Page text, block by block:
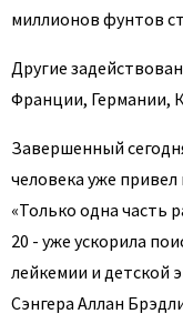
миллионов фунтов
Другие
Франции, Германии,
Завершенный
человека уже
«Только одна часть
20 - уже ускорила
лейкемии и детской
Сэнгера Аллан